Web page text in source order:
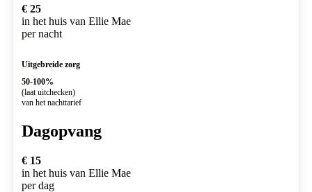
€ 25
in het huis van Ellie Mae
per nacht
Uitgebreide zorg
50-100%
(laat uitchecken)
van het nachttarief
Dagopvang
€ 15
in het huis van Ellie Mae
per dag